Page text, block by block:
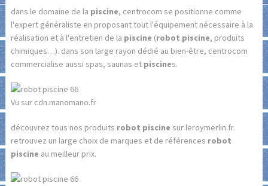
dans le domaine de la piscine, centrocom se positionne comme
l'expert généraliste en proposant tout l'équipement nécessaire à la
réalisation et à l'entretien de la piscine (robot piscine, produits
chimiques…). dans son large rayon dédié au bien-être, centrocom
commercialise aussi spas, saunas et piscines.
Vu sur cdn.manomano.fr
découvrez tous nos produits robot piscine sur leroymerlin.fr.
retrouvez un large choix de marques et de références robot
piscine au meilleur prix.